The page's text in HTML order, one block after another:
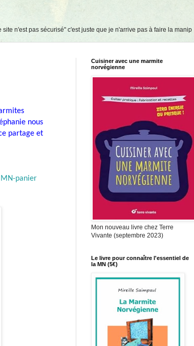
site n'est pas sécurisé" c'est juste que je n'arrive pas à faire la manip
nous
partage et
panier
Cuisiner avec une marmite
norvégienne
Mon nouveau livre chez Terre
Vivante (septembre 2023)
Le livre pour connaître l'essentiel de
la MN (5€)